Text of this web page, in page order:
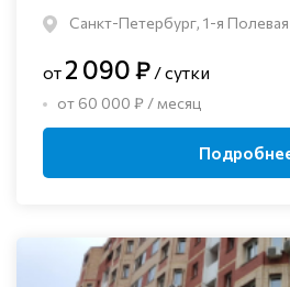
Санкт-Петербург, 1-я Полевая
от 2 090 ₽ / сутки
от 60 000 ₽ / месяц